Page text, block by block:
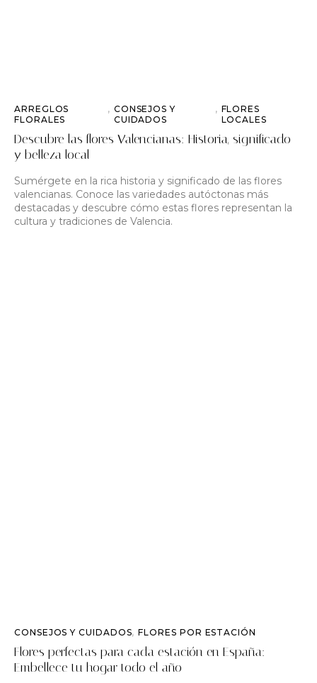
ARREGLOS
FLORALES
, CONSEJOS Y
CUIDADOS
, FLORES
LOCALES
Descubre las flores Valencianas: Historia, significado
y belleza local
Sumérgete en la rica historia y significado de las flores
valencianas. Conoce las variedades autóctonas más
destacadas y descubre cómo estas flores representan la
cultura y tradiciones de Valencia.
CONSEJOS Y CUIDADOS, FLORES POR ESTACIÓN
Flores perfectas para cada estación en España:
Embellece tu hogar todo el año